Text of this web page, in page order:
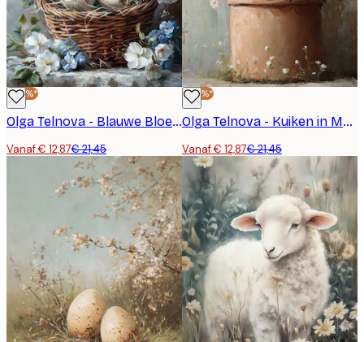
-40%*
Olga Telnova - Blauwe Bloesem Paaseiermandje Poster
Vanaf € 12,87€ 21,45
-40%*
Olga Telnova - Kuiken in Madeliefjes Bloempot Poster
Vanaf € 12,87€ 21,45